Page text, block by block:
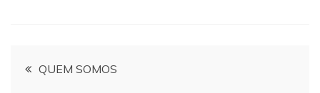
Navegação
QUEM SOMOS